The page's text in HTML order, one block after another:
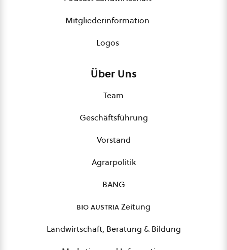
Mitgliederinformation
Logos
Über Uns
Team
Geschäftsführung
Vorstand
Agrarpolitik
BANG
bio austriaZeitung
Landwirtschaft, Beratung & Bildung